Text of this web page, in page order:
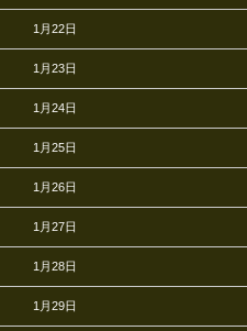
1月22日
1月23日
1月24日
1月25日
1月26日
1月27日
1月28日
1月29日